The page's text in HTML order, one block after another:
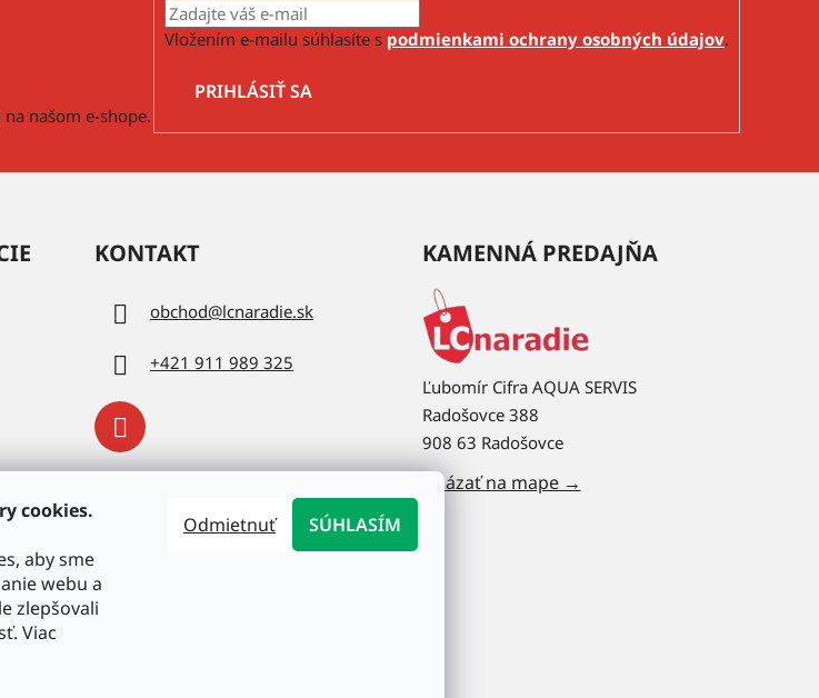
cookies.
aby sme
webu a
zlepšovali
Viac
Odmietnuť SÚHLASÍM
našom e-shope.
Vložením e-mailu súhlasíte s podmienkami ochrany osobných údajov.
PRIHLÁSIŤ SA
KONTAKT
obchod@lcnaradie.sk
+421 911 989 325
KAMENNÁ PREDAJŇA
Ľubomír Cifra AQUA SERVIS
Radošovce 388
908 63 Radošovce
Ukázať na mape →